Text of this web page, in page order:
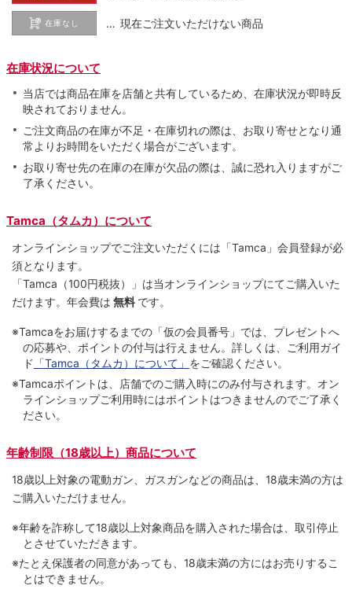
在庫なし … 現在ご注文いただけない商品
在庫状況について
当店では商品在庫を店舗と共有しているため、在庫状況が即時反
映されておりません。
ご注文商品の在庫が不足・在庫切れの際は、お取り寄せとなり通
常よりお時間をいただく場合がございます。
お取り寄せ先の在庫の在庫が欠品の際は、誠に恐れ入りますがご
了承ください。
Tamca（タムカ）について
オンラインショップでご注⽂いただくには「Tamca」会員登録が必
須となります。
「Tamca （100円税抜）
」は当オンラインショップにてご購⼊いた
だけます。 年会費は 無料 です。
※Tamcaをお届けするまでの「仮の会員番号」では、プレゼントへ
の応募や、ポイントの付与は⾏えません。詳しくは、ご利⽤ガイ
ド 「Tamca（タムカ）について」 をご確認ください。
※Tamcaポイントは、店舗でのご購⼊時にのみ付与されます。オン
ラインショップご利用時にはポイントはつきませんのでご了承く
ださい。
年齢制限（18歳以上）商品について
18歳以上対象の電動ガン、ガスガンなどの商品は、18歳未満の方は
ご購入いただけません。
※年齢を詐称して18歳以上対象商品を購入された場合は、取引停止
とさせていただきます。
※たとえ保護者の同意があっても、18歳未満の方にはお売りするこ
とはできません。